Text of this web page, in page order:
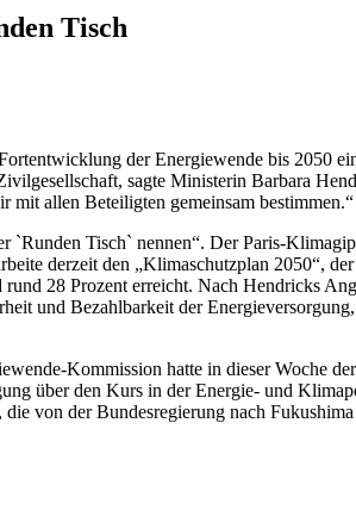
Tisch
der Energiewende bis 2050
sagte Ministerin Barbara
mit allen Beteiligten gemeinsam bestimmen.“
`Runden Tisch` nennen“. Der Paris-
derzeit den „Klimaschutzplan 2050“,
28 Prozent erreicht. Nach Hendricks
und Bezahlbarkeit der
Kommission hatte in dieser Woche
über den Kurs in der Energie- und
von der Bundesregierung nach